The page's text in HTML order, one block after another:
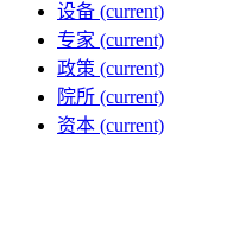
设备 (current)
专家 (current)
政策 (current)
院所 (current)
资本 (current)